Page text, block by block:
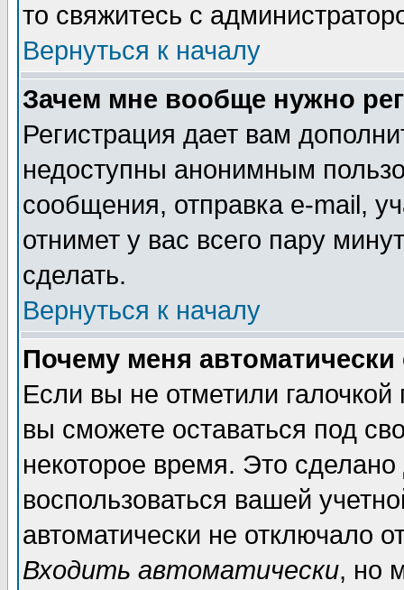
то свяжитесь с
Вернуться к началу
Зачем мне вообще нужно
Регистрация дает вам
недоступны анонимным
сообщения, отправка e-mail,
отнимет у вас всего пару
сделать.
Вернуться к началу
Почему меня автоматически
Если вы не отметили галочкой
вы сможете оставаться под
некоторое время. Это
воспользоваться вашей
автоматически не отключало
Входить автоматически, но